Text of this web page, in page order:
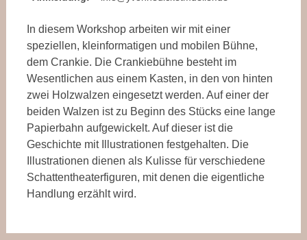
In diesem Workshop arbeiten wir mit einer
speziellen, kleinformatigen und mobilen Bühne,
dem Crankie. Die Crankiebühne besteht im
Wesentlichen aus einem Kasten, in den von hinten
zwei Holzwalzen eingesetzt werden. Auf einer der
beiden Walzen ist zu Beginn des Stücks eine lange
Papierbahn aufgewickelt. Auf dieser ist die
Geschichte mit Illustrationen festgehalten. Die
Illustrationen dienen als Kulisse für verschiedene
Schattentheaterfiguren, mit denen die eigentliche
Handlung erzählt wird.